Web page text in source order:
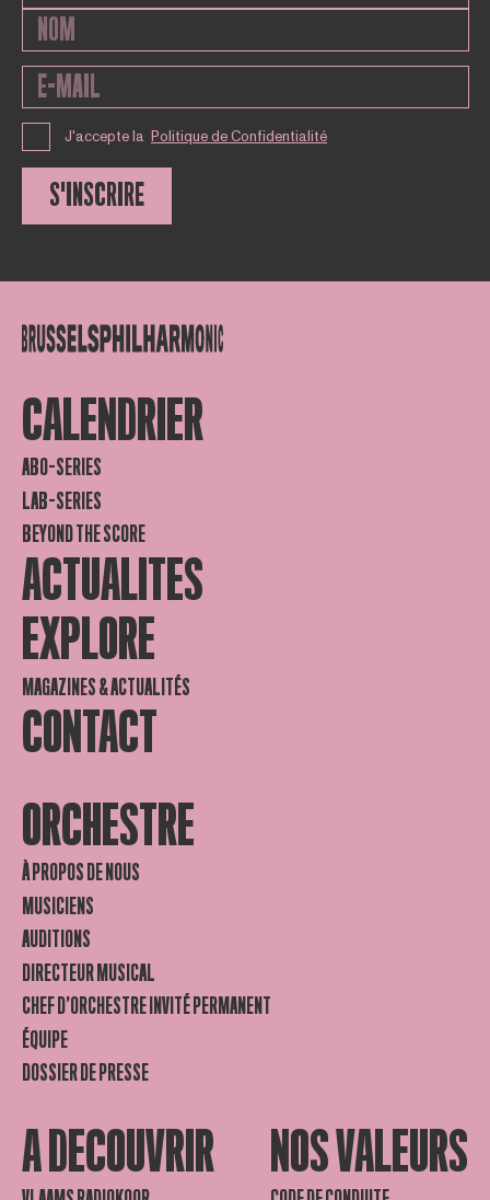
J'accepte la Politique de Confidentialité
S'INSCRIRE
CALENDRIER
ABO-SERIES
LAB-SERIES
BEYOND THE SCORE
ACTUALITES
EXPLORE
MAGAZINES & ACTUALITÉS
CONTACT
ORCHESTRE
À PROPOS DE NOUS
MUSICIENS
AUDITIONS
DIRECTEUR MUSICAL
CHEF D’ORCHESTRE INVITÉ PERMANENT
ÉQUIPE
DOSSIER DE PRESSE
A DECOUVRIR NOS VALEURS